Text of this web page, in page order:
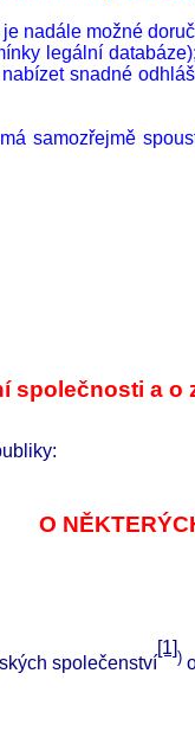
nadále možné
legální
snadné
samozřejmě
společnosti a
O
společenství
[1])